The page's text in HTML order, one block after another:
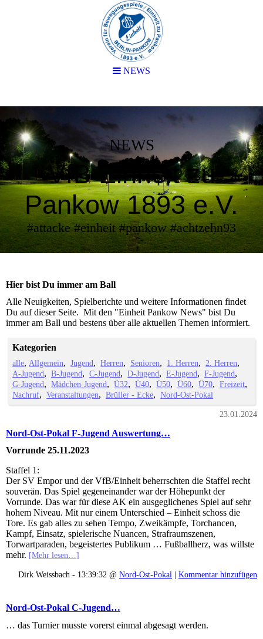
NEWS
VfB Einheit zu
Pankow 1893 e.V.
#attacke #einheit #pankow #achtzehn93
Hier bist Du immer am Ball
Alle Neuigkeiten, Spielberichte und weitere Informationen findet
Du auf dieser Seite. Mit den "Einheit Pankow News" bist Du
immer am Ball und bestens über alle aktuellen Themen informiert.
Kategorien
alle Allgemein Jugend Herren Senioren 1. Herren
2. Herren
A-Jugend
B-Jugend C-Jugend D-Jugend E-Jugend
F-Jugend
G-Jugend
Mädchen-Jugend Ü32 Ü40 Ü50 Ü60 Ü70
Freizeit
Nachruf
Veranstaltungen Brüller - Ecke Nord-Ost-Pokal
23.01.2024
Nord-Ost-Pokal F-Jugend Auswertung…
Vorrunde 25.11.2023
Staffel 1:
Der SV Empor und der VfB/Einheit beherrschten die Staffel recht
souverän. Das Spiel gegeneinander war der Höhepunkt der
Vorrunde. Das war für diese AK ein ausgeglichenes Spiel auf sehr
hohem Niveau. Mit nur einem Unterschied – Einheit schoss die
Tore. Es gab alles zu sehen Tempo, Zweikämpfe, Torchancen,
Kampf, Einsatz, spielerische Nuancen, Strafraumszenen,
Torwartparaden, begeistertes Publikum … Fußballherz, was willste
mehr. [Mehr lesen…]
Dirk Weissbach - 13:39:32 @ Nord-Ost-Pokal | Kommentar hinzufügen
Nord-Ost-Pokal C-Jugend…
… das Turnier musste vorerst einmal abgesagt werden.
NEWS